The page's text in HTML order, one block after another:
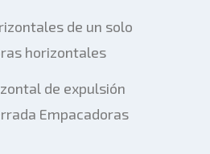
de un solo
horizontales
de expulsión
Empacadoras